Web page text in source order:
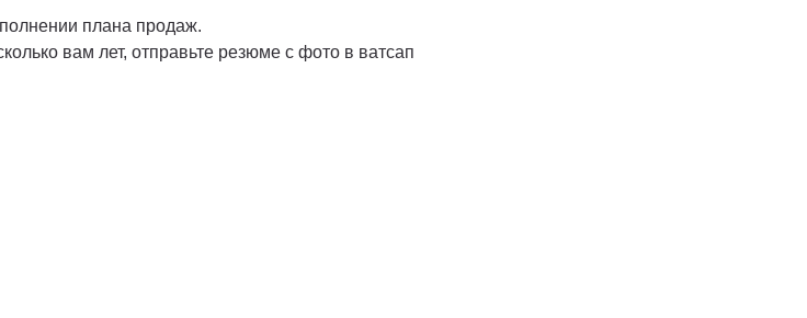
плана продаж.
вам лет, отправьте резюме с фото в ватсап